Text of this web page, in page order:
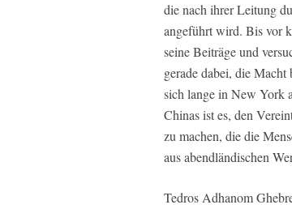
die nach ihrer Leitung
angeführt wird. Bis vor
seine Beiträge und
gerade dabei, die
sich lange in New York
Chinas ist es, den
zu machen, die die
aus abendländischen
Tedros Adhanom